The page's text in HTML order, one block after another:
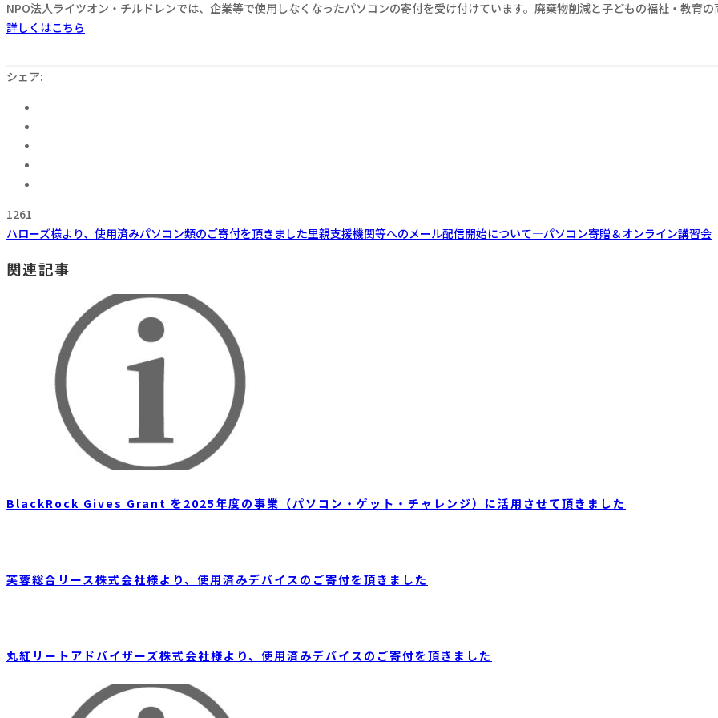
NPO法人ライツオン・チルドレンでは、企業等で使用しなくなったパソコンの寄付を受け付けています。廃棄物削減と子どもの福祉・教育の
詳しくはこちら
シェア:
1261
ハローズ様より、使用済みパソコン類のご寄付を頂きました里親支援機関等へのメール配信開始について―パソコン寄贈＆オンライン講習会
関連記事
BlackRock Gives Grant を2025年度の事業（パソコン・ゲット・チャレンジ）に活用させて頂きました
芙蓉総合リース株式会社様より、使用済みデバイスのご寄付を頂きました
丸紅リートアドバイザーズ株式会社様より、使用済みデバイスのご寄付を頂きました